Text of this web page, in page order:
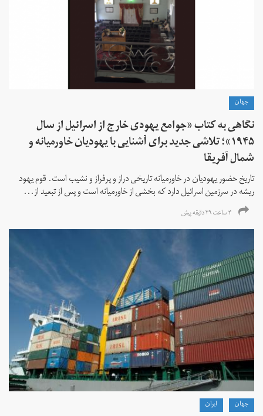
جهان
نگاهی به کتاب «جوامع یهودی خارج از اسرائیل از سال
۱۹۴۵»؛ تلاشی جدید برای آشنایی با یهودیان خاورمیانه و
شمال آفریقا
تاریخ حضور یهودیان در خاورمیانه تاریخی دراز و پرفراز و نشیب است. قوم یهود
ریشه در سرزمین اسرائیل دارد که بخشی از خاورمیانه است و پس از تبعید از...
۴ ساعت ۲۹ دقیقه پیش
جهان ايران